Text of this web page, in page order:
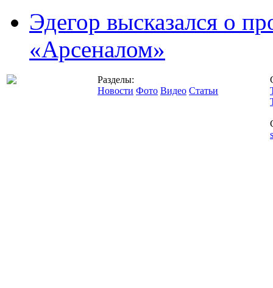
Эдегор высказался о
«Арсеналом»
Разделы:
Новости Фото Видео Статьи